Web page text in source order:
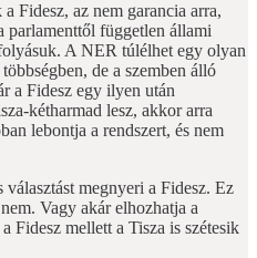
Fidesz, az nem garancia arra,
parlamenttől független állami
A NER túlélhet egy olyan
de a szemben álló
a Fidesz egy ilyen után
kétharmad lesz, akkor arra
lebontja a rendszert, és nem
megnyeri a Fidesz. Ez
Vagy akár elhozhatja a
Fidesz mellett a Tisza is szétesik